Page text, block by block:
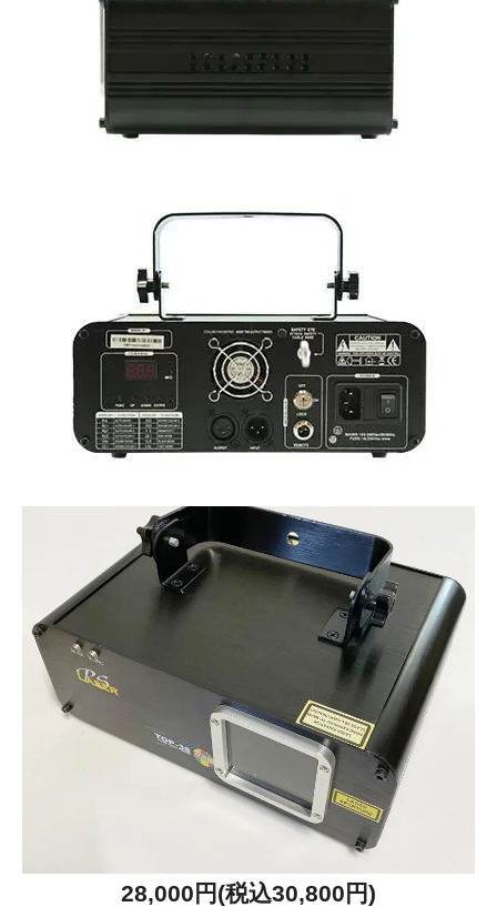
28,000円(税込30,800円)